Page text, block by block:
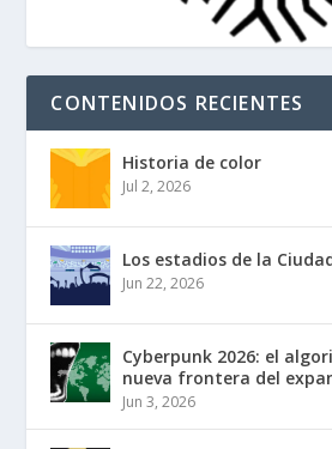
CONTENIDOS RECIENTES
Historia de color
Jul 2, 2026
Los estadios de la
Jun 22, 2026
Cyberpunk 2026: el
nueva frontera del
Jun 3, 2026